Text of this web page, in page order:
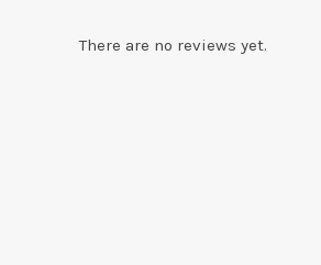
There are no reviews yet.